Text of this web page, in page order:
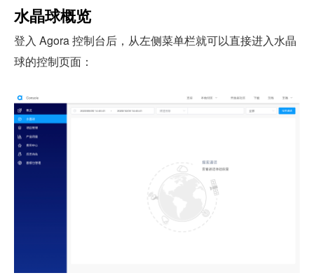
水晶球概览
登入 Agora 控制台后，从左侧菜单栏就可以直接进入水晶
球的控制页面：